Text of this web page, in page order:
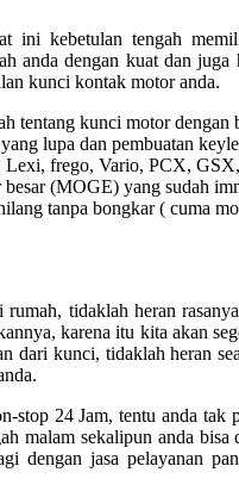
ini kebetulan tengah
anda dengan kuat dan
kunci kontak motor anda.
tentang kunci motor dengan
lupa dan pembuatan
frego, Vario, PCX,
besar (MOGE) yang sudah
tanpa bongkar ( cuma
tidaklah heran
karena itu kita akan
dari kunci, tidaklah heran
stop 24 Jam, tentu anda
malam sekalipun anda
dengan jasa pelayanan